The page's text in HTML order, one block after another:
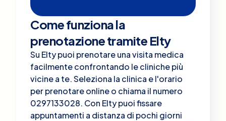
Come funziona la
prenotazione tramite Elty
Su Elty puoi prenotare una visita medica
facilmente confrontando le cliniche più
vicine a te. Seleziona la clinica e l'orario
per prenotare online o chiama il numero
0297133028. Con Elty puoi fissare
appuntamenti a distanza di pochi giorni